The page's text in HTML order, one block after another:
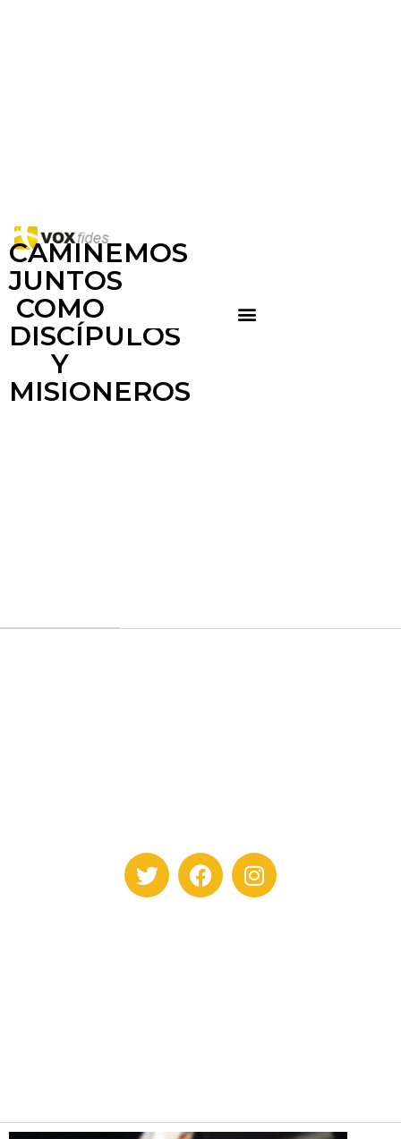
CAMINEMOS
JUNTOS
COMO
DISCÍPULOS
Y
MISIONEROS